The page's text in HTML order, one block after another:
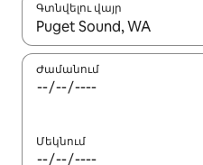
Գտնվելու վայր
Երբ արդյունքները
Ժամանում
Մեկնում